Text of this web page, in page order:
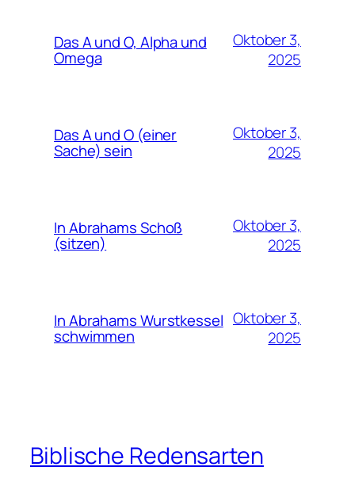
Das A und O, Alpha und
Omega
Oktober 3,
2025
Das A und O (einer
Sache) sein
Oktober 3,
2025
In Abrahams Schoß
(sitzen)
Oktober 3,
2025
In Abrahams Wurstkessel
schwimmen
Oktober 3,
2025
Biblische Redensarten